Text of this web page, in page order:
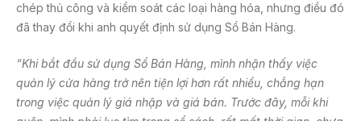
chép thủ công và kiểm soát các loại hàng hóa, nhưng điều đó
đã thay đổi khi anh quyết định sử dụng Sổ Bán Hàng.
“Khi bắt đầu sử dụng Sổ Bán Hàng, mình nhận thấy việc
quản lý cửa hàng trở nên tiện lợi hơn rất nhiều, chẳng hạn
trong việc quản lý giá nhập và giá bán. Trước đây, mỗi khi